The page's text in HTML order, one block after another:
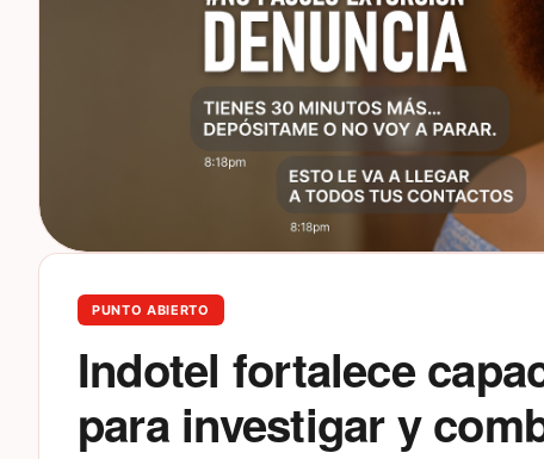
PUNTO ABIERTO
Indotel fortalece
para investigar y